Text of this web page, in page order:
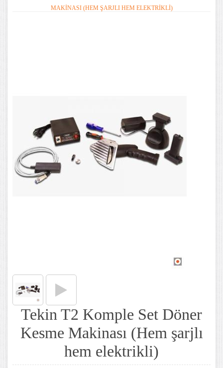
MAKINASI (HEM ŞARJLI HEM ELEKTRIKLI)
Tekin T2 Komple Set Döner
Kesme Makinası (Hem şarjlı
hem elektrikli)